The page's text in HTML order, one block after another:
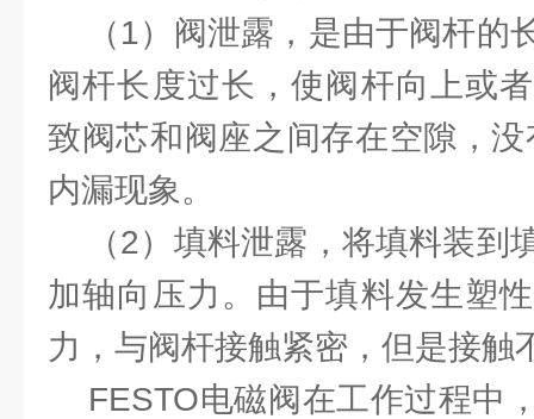
（1）阀泄露，是由于阀杆的
阀杆长度过长，使阀杆向上或
致阀芯和阀座之间存在空隙，
内漏现象。
（2）填料泄露，将填料装到
加轴向压力。由于填料发生塑
力，与阀杆接触紧密，但是接触
FESTO电磁阀在工作过程中